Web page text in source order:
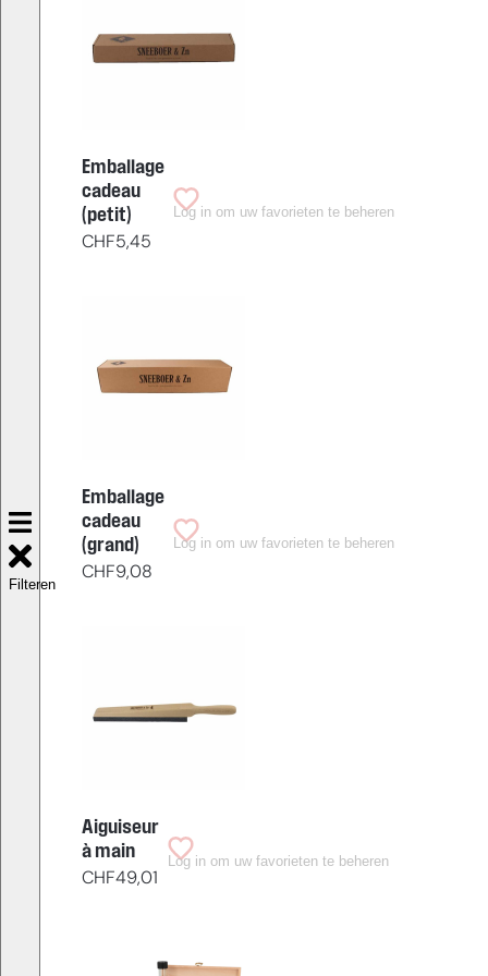
Filteren
Emballage
cadeau
(petit)
CHF5,45
Log in om uw favorieten te beheren
Emballage
cadeau
(grand)
CHF9,08
Log in om uw favorieten te beheren
Aiguiseur
à main
CHF49,01
Log in om uw favorieten te beheren